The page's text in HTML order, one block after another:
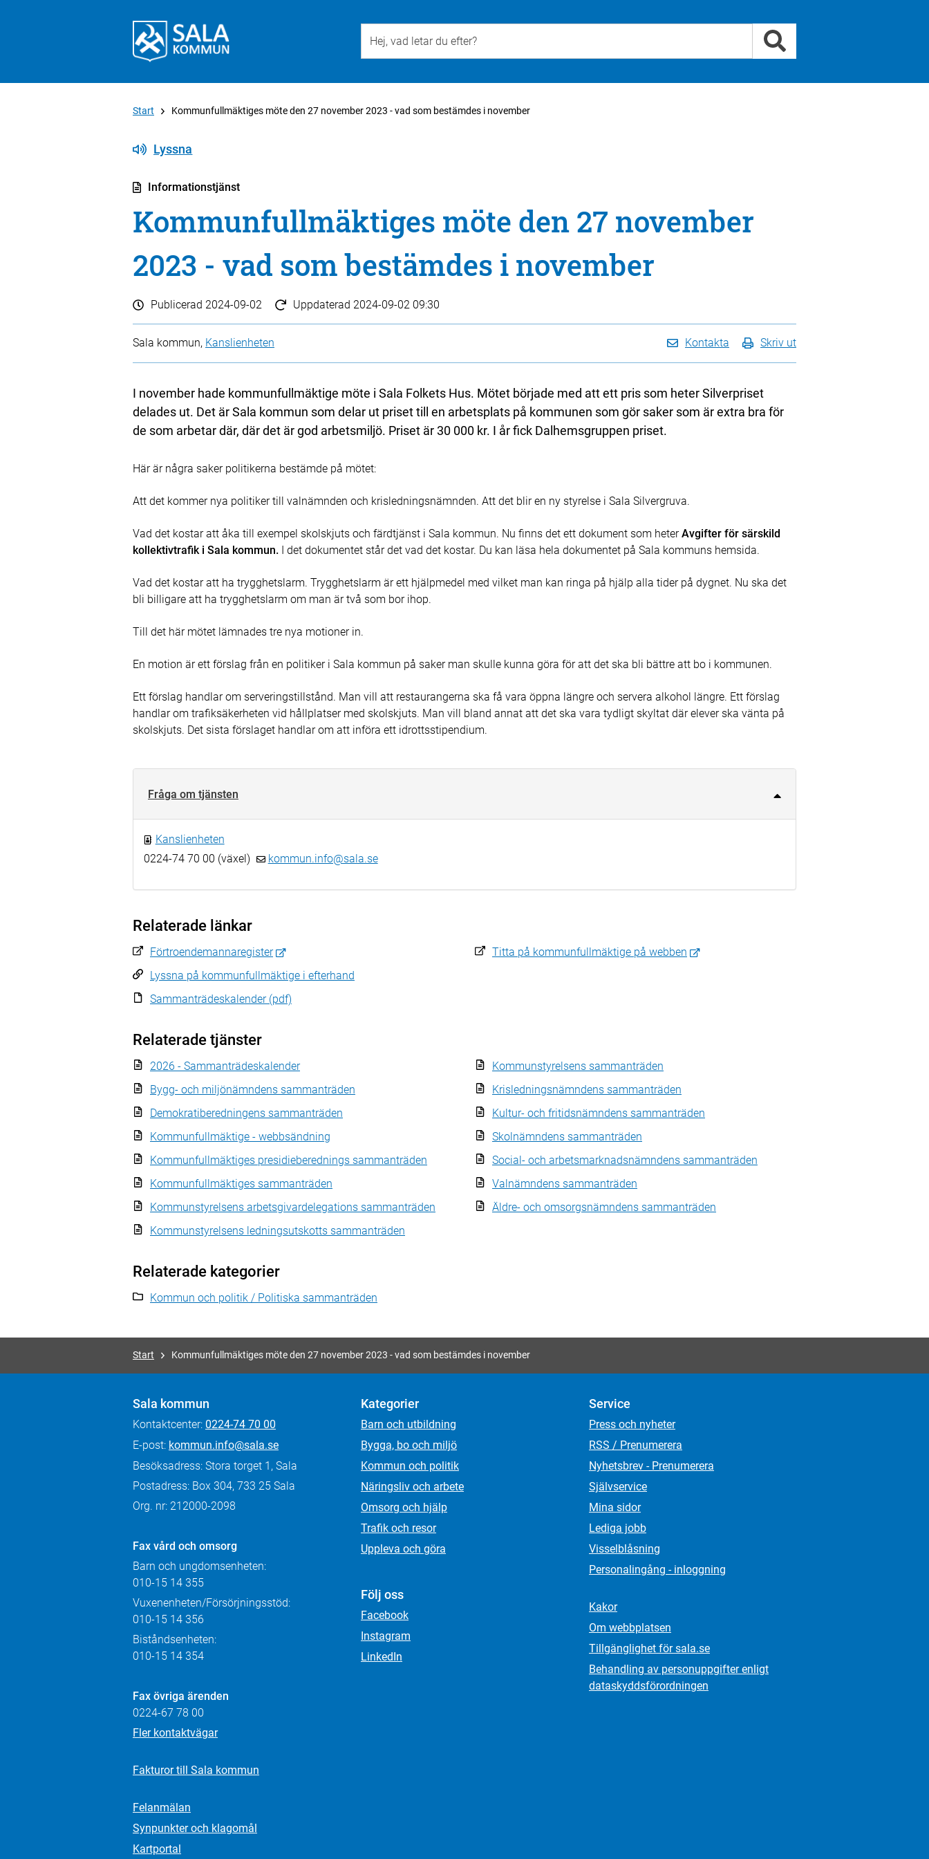
Start Kommunfullmäktiges möte den 27 november 2023 - vad som bestämdes i november
Lyssna
Informationstjänst
Kommunfullmäktiges möte den 27 november
2023 - vad som bestämdes i november
Publicerad 2024-09-02 Uppdaterad 2024-09-02 09:30
Sala kommun, Kanslienheten Kontakta Skriv ut
I november hade kommunfullmäktige möte i Sala Folkets Hus. Mötet började med att ett pris som heter Silverpriset
delades ut. Det är Sala kommun som delar ut priset till en arbetsplats på kommunen som gör saker som är extra bra för
de som arbetar där, där det är god arbetsmiljö. Priset är 30 000 kr. I år fick Dalhemsgruppen priset.
Här är några saker politikerna bestämde på mötet:
Att det kommer nya politiker till valnämnden och krisledningsnämnden. Att det blir en ny styrelse i Sala Silvergruva.
Vad det kostar att åka till exempel skolskjuts och färdtjänst i Sala kommun. Nu finns det ett dokument som heterAvgifter för särskild
kollektivtrafik i Sala kommun. I det dokumentet står det vad det kostar. Du kan läsa hela dokumentet på Sala kommuns hemsida.
Vad det kostar att ha trygghetslarm. Trygghetslarm är ett hjälpmedel med vilket man kan ringa på hjälp alla tider på dygnet. Nu ska det
bli billigare att ha trygghetslarm om man är två som bor ihop.
Till det här mötet lämnades tre nya motioner in.
En motion är ett förslag från en politiker i Sala kommun på saker man skulle kunna göra för att det ska bli bättre att bo i kommunen.
Ett förslag handlar om serveringstillstånd. Man vill att restaurangerna ska få vara öppna längre och servera alkohol längre. Ett förslag
handlar om trafiksäkerheten vid hållplatser med skolskjuts. Man vill bland annat att det ska vara tydligt skyltat där elever ska vänta på
skolskjuts. Det sista förslaget handlar om att införa ett idrottsstipendium.
Fråga om tjänsten
Kanslienheten
0224-74 70 00 (växel)
kommun.info@sala.se
Relaterade länkar
Förtroendemannaregister
Lyssna på kommunfullmäktige i efterhand
Sammanträdeskalender (pdf)
Titta på kommunfullmäktige på webben
Relaterade tjänster
2026 - Sammanträdeskalender
Bygg- och miljönämndens sammanträden
Demokratiberedningens sammanträden
Kommunfullmäktige - webbsändning
Kommunfullmäktiges presidieberednings sammanträden
Kommunfullmäktiges sammanträden
Kommunstyrelsens arbetsgivardelegations sammanträden
Kommunstyrelsens ledningsutskotts sammanträden
Kommunstyrelsens sammanträden
Krisledningsnämndens sammanträden
Kultur- och fritidsnämndens sammanträden
Skolnämndens sammanträden
Social- och arbetsmarknadsnämndens sammanträden
Valnämndens sammanträden
Äldre- och omsorgsnämndens sammanträden
Relaterade kategorier
Kommun och politik / Politiska sammanträden
Start Kommunfullmäktiges möte den 27 november 2023 - vad som bestämdes i november
Sala kommun
Kontaktcenter: 0224-74 70 00
E-post: kommun.info@sala.se
Besöksadress: Stora torget 1, Sala
Postadress: Box 304, 733 25 Sala
Org. nr: 212000-2098
Fax vård och omsorg
Barn och ungdomsenheten:
010-15 14 355
Vuxenenheten/Försörjningsstöd:
010-15 14 356
Biståndsenheten:
010-15 14 354
Fax övriga ärenden
0224-67 78 00
Fler kontaktvägar
Fakturor till Sala kommun
Felanmälan
Synpunkter och klagomål
Kartportal
Kategorier
Barn och utbildning
Bygga, bo och miljö
Kommun och politik
Näringsliv och arbete
Omsorg och hjälp
Trafik och resor
Uppleva och göra
Följ oss
Facebook
Instagram
LinkedIn
Service
Press och nyheter
RSS / Prenumerera
Nyhetsbrev - Prenumerera
Självservice
Mina sidor
Lediga jobb
Visselblåsning
Personalingång - inloggning
Kakor
Om webbplatsen
Tillgänglighet för sala.se
Behandling av personuppgifter enligt
dataskydds­förordningen